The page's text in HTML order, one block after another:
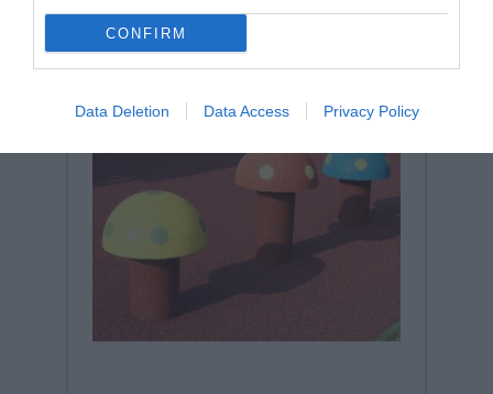
CONFIRM
Data Deletion Data Access Privacy Policy